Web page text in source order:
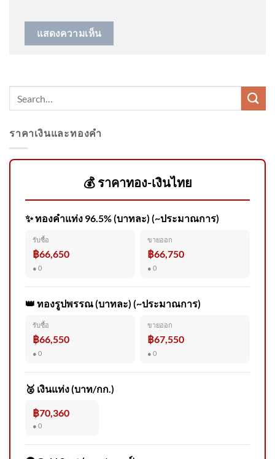
enlighten
จิ๋วไทรโยค” พบอวัยวะภายในผิด
ปก 2026-08-05 03:16:00
โครงการ ศิลป์ : ทรัพย์ เปิดรับผล
งานศิลปะเยาวชน
การเดินทาง ​
ราคาเงินและทองคำ
💰 ราคาทอง-เงินไทย
✨ ทองคำแท่ง 96.5% (บาทละ) (~ประมาณการ)
รับซื้อ
฿66,650
● 0
ขายออก
฿66,750
● 0
👑 ทองรูปพรรณ (บาทละ) (~ประมาณการ)
รับซื้อ
฿66,550
● 0
ขายออก
฿67,550
● 0
🥈 เงินแท่ง (บาท/กก.)
฿70,360
● 0